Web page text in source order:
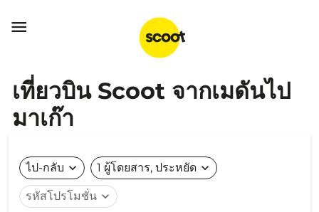

เที่ยวบิน Scoot จากเมดันไป
มาเก๊า
ไป-กลับ expand_more 1 ผู้โดยสาร, ประหยัด expand_more
รหัสโปรโมชั่น expand_more